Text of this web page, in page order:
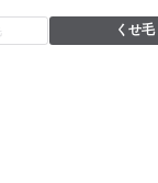
くせ毛